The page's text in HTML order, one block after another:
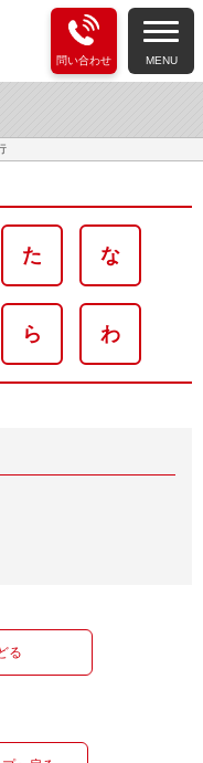
問い合わせ MENU
た な
ら わ
る